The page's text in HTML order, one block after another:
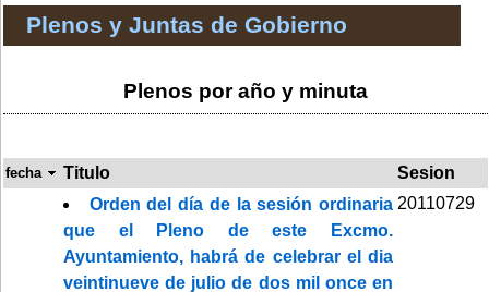
Plenos y Juntas de Gobierno
Plenos por año y minuta
fecha Titulo
Sesion
Orden del día de la sesión ordinaria
que el Pleno de este Excmo.
Ayuntamiento, habrá de celebrar el dia
veintinueve de julio de dos mil once en
20110729